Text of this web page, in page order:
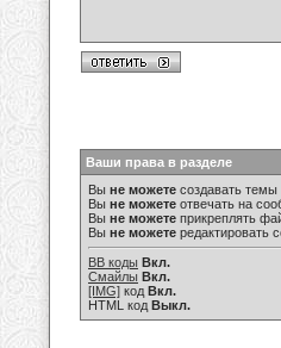
Ваши права в разделе
Вы не можете создавать темы
Вы не можете отвечать на
Вы не можете прикреплять
Вы не можете редактировать
BB коды Вкл.
Смайлы Вкл.
[IMG] код Вкл.
HTML код Выкл.